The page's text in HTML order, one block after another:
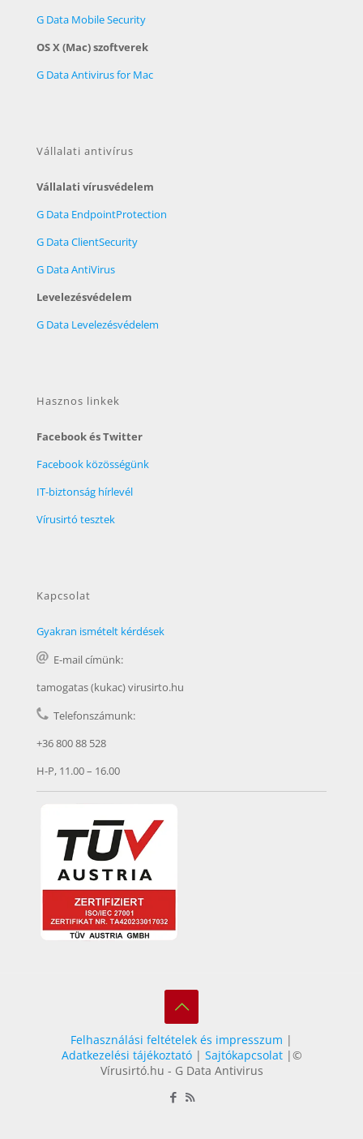
G Data Mobile Security
OS X (Mac) szoftverek
G Data Antivirus for Mac
Vállalati antivírus
Vállalati vírusvédelem
G Data EndpointProtection
G Data ClientSecurity
G Data AntiVirus
Levelezésvédelem
G Data Levelezésvédelem
Hasznos linkek
Facebook és Twitter
Facebook közösségünk
IT-biztonság hírlevél
Vírusirtó tesztek
Kapcsolat
Gyakran ismételt kérdések
E-mail címünk:
tamogatas (kukac) virusirto.hu
Telefonszámunk:
+36 800 88 528
H-P, 11.00 – 16.00
Felhasználási feltételek és impresszum |
Adatkezelési tájékoztató| Sajtókapcsolat|©
Vírusirtó.hu - G Data Antivirus